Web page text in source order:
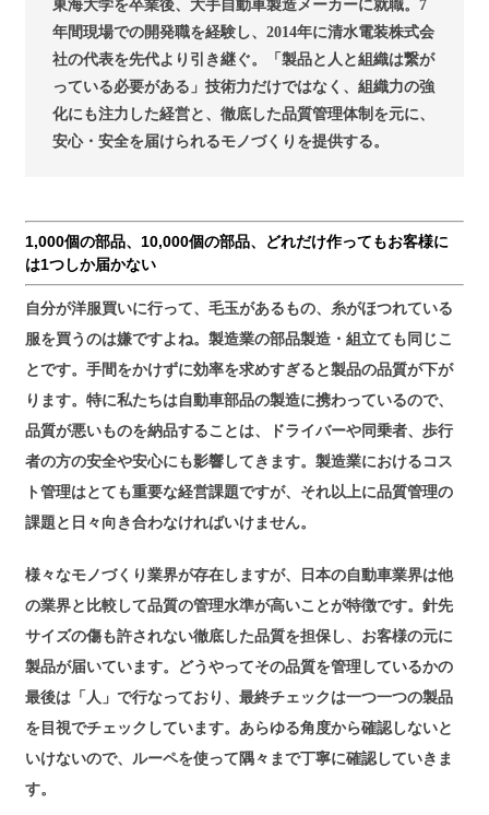
東海大学を卒業後、大手自動車製造メーカーに就職。7
年間現場での開発職を経験し、2014年に清水電装株式会
社の代表を先代より引き継ぐ。「製品と人と組織は繋が
っている必要がある」技術力だけではなく、組織力の強
化にも注力した経営と、徹底した品質管理体制を元に、
安心・安全を届けられるモノづくりを提供する。
1,000個の部品、10,000個の部品、どれだけ作ってもお客様に
は1つしか届かない
自分が洋服買いに行って、毛玉があるもの、糸がほつれている
服を買うのは嫌ですよね。製造業の部品製造・組立ても同じこ
とです。手間をかけずに効率を求めすぎると製品の品質が下が
ります。特に私たちは自動車部品の製造に携わっているので、
品質が悪いものを納品することは、ドライバーや同乗者、歩行
者の方の安全や安心にも影響してきます。製造業におけるコス
ト管理はとても重要な経営課題ですが、それ以上に品質管理の
課題と日々向き合わなければいけません。
様々なモノづくり業界が存在しますが、日本の自動車業界は他
の業界と比較して品質の管理水準が高いことが特徴です。針先
サイズの傷も許されない徹底した品質を担保し、お客様の元に
製品が届いています。どうやってその品質を管理しているかの
最後は「人」で行なっており、最終チェックは一つ一つの製品
を目視でチェックしています。あらゆる角度から確認しないと
いけないので、ルーペを使って隅々まで丁寧に確認していきま
す。